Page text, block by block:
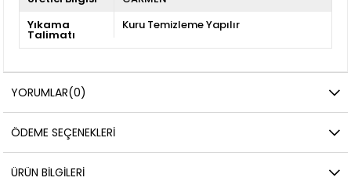
Yıkama
Talimatı
Kuru Temizleme Yapılır
YORUMLAR(0)
ÖDEME SEÇENEKLERI
ÜRÜN BILGILERI